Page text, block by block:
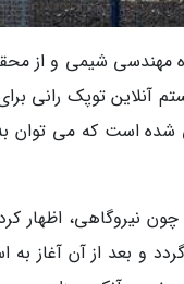
شیمی و از
آنلاین توپک رانی
شده است که می توان
اظهار
و بعد از آن آغاز